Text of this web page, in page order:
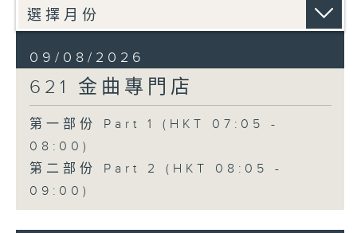
09/08/2026
621 金曲專門店
第一部份 Part 1 (HKT 07:05 -
08:00)
第二部份 Part 2 (HKT 08:05 -
09:00)